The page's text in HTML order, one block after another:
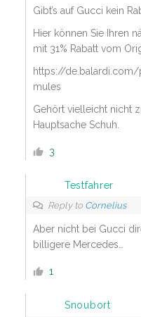
Gibt’s auf Gucci kein
Hier können Sie Ihren
mit 31% Rabatt vom
https://
mules
Gehört vielleicht nicht
Hauptsache Schuh.
3
Testfahrer
Reply to Cornelius
Aber nicht bei Gucci
billigere Mercedes…
1
Snoubort